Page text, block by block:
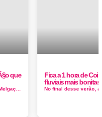
que
Fica a 1 hora de
fluviais mais bonitas